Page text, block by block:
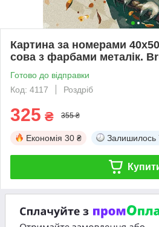
Картина за номерами
сова з фарбами металік.
Готово до відправки
Код: 4117
Роздріб
325 ₴ 355 ₴
Економія 30 ₴ Залишилось